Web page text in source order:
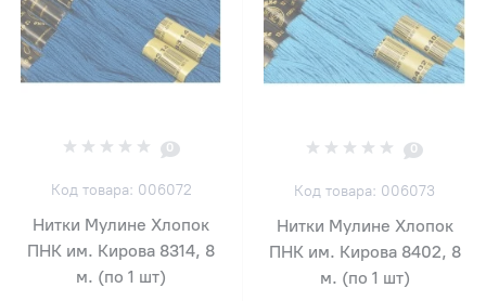
0
Код товара: 006072
Нитки Мулине Хлопок
ПНК им. Кирова 8314, 8
м. (по 1 шт)
0
Код товара: 006073
Нитки Мулине Хлопок
ПНК им. Кирова 8402, 8
м. (по 1 шт)